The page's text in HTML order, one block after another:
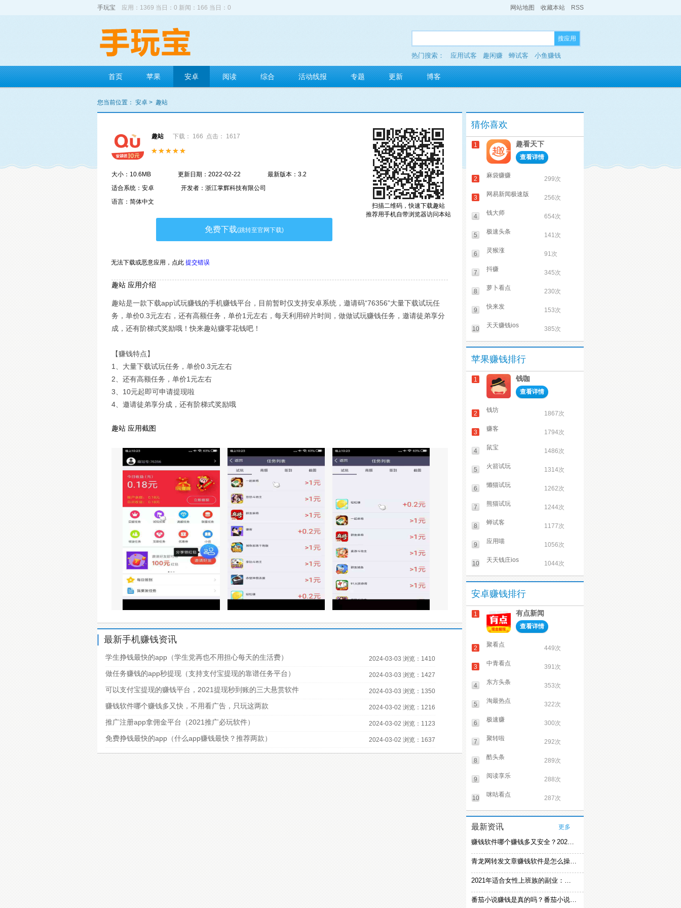
手玩宝 应用：1369 当日：0 新闻：166 当日：0 网站地图 收藏本站 RSS
搜应用
热门搜索： 应用试客 趣闲赚 蝉试客 小鱼赚钱
多玩红包
首页 苹果 安卓 阅读 综合 活动线报 专题 更新 博客
您当前位置： 安卓 > 趣站
扫描二维码，快速下载趣站
推荐用手机自带浏览器访问本站
趣站 下载： 166 点击： 1617
大小：10.6MB 更新日期：2022-02-22
最新版本：3.2
适合系统：安卓
开发者：浙江掌辉科技有限公司
语言：简体中文
免费下载(跳转至官网下载)
无法下载或恶意应用， 点此 提交错误
趣站 应用介绍
趣站是一款下载app试玩赚钱的手机赚钱平台，目前暂时仅支持安卓系统，邀请码“76356”大量下载试玩任
务，单价0.3元左右，还有高额任务，单价1元左右，每天利用碎片时间，做做试玩赚钱任务，邀请徒弟享分
成，还有阶梯式奖励哦！快来趣站赚零花钱吧！
【赚钱特点】
1、大量下载试玩任务，单价0.3元左右
2、还有高额任务，单价1元左右
3、10元起即可申请提现啦
4、邀请徒弟享分成，还有阶梯式奖励哦
趣站 应用截图
最新手机赚钱资讯
学生挣钱最快的app（学生党再也不用担心每天的生活费） 2024-03-03 浏览：1410
做任务赚钱的app秒提现（支持支付宝提现的靠谱任务平台） 2024-03-03 浏览：1427
可以支付宝提现的赚钱平台，2021提现秒到账的三大悬赏软件 2024-03-03 浏览：1350
赚钱软件哪个赚钱多又快，不用看广告，只玩这两款 2024-03-02 浏览：1216
推广注册app拿佣金平台（2021推广必玩软件） 2024-03-02 浏览：1123
免费挣钱最快的app（什么app赚钱最快？推荐两款） 2024-03-02 浏览：1637
猜你喜欢
1 趣看天下
查看详情
2 麻袋赚赚 299次
3 网易新闻极速版 256次
4 钱大师 654次
5 极速头条 141次
6 灵猴涨 91次
7 抖赚 345次
8 萝卜看点 230次
9 快来发 153次
10 天天赚钱ios 385次
苹果赚钱排行
1 钱咖
查看详情
2 钱坊 1867次
3 赚客 1794次
4 鼠宝 1486次
5 火箭试玩 1314次
6 懒猫试玩 1262次
7 熊猫试玩 1244次
8 蝉试客 1177次
9 应用喵 1056次
10 天天钱庄ios 1044次
安卓赚钱排行
1 有点新闻
查看详情
2 聚看点 449次
3 中青看点 391次
4 东方头条 353次
5 淘最热点 322次
6 极速赚 300次
7 聚转啦 292次
8 酷头条 289次
9 阅读享乐 288次
10 咪咕看点 287次
最新资讯 更多
赚钱软件哪个赚钱多又安全？2021精选赚钱软件
青龙网转发文章赚钱软件是怎么操作的？
2021年适合女性上班族的副业：女生在家赚钱兼职推荐
番茄小说赚钱是真的吗？番茄小说怎么操作赚钱